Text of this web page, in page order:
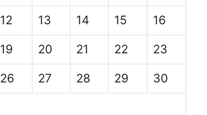
12 13 14 15 16
19 20 21 22 23
26 27 28 29 30